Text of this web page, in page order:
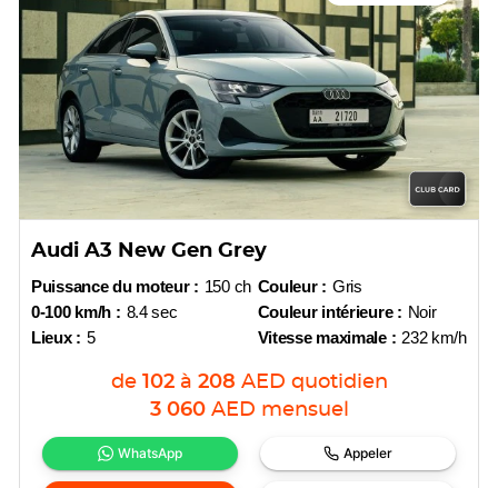
Audi A3 New Gen Grey
Puissance du moteur : 150 ch
0-100 km/h : 8.4 sec
Lieux : 5
Couleur : Gris
Couleur intérieure : Noir
Vitesse maximale : 232 km/h
de 102 à 208 AED quotidien
3 060 AED mensuel
WhatsApp Appeler